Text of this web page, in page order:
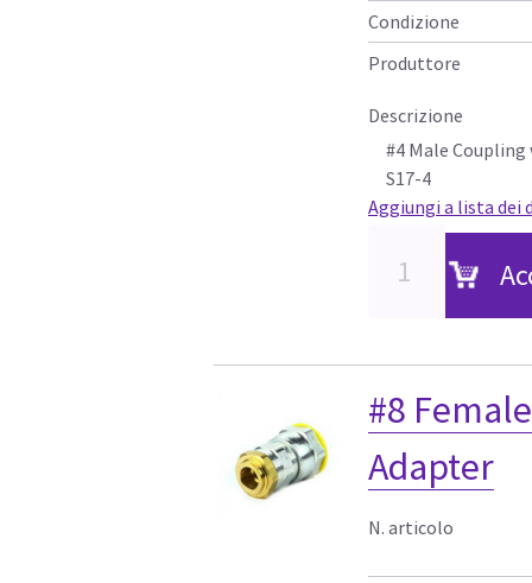
Condizione
Produttore
Descrizione
#4 Male
S17-4
Aggiungi a lista dei
#8
Adapter
N. articolo